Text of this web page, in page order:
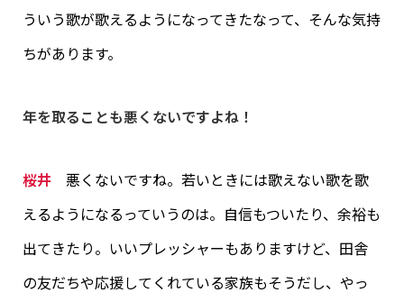
ういう歌が歌えるようになってきたなって、そんな気持
ちがあります。
年を取ることも悪くないですよね！
桜井悪くないですね。若いときには歌えない歌を歌
えるようになるっていうのは。自信もついたり、余裕も
出てきたり。いいプレッシャーもありますけど、田舎
の友だちや応援してくれている家族もそうだし、やっ